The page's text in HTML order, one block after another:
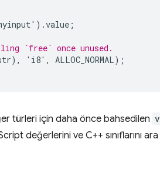
' ).value ;
`free` once unused.
), ' i8' , ALLOC_NORMAL);
türleri için daha önce bahsedilen
değerlerini ve C++ sınıflarını